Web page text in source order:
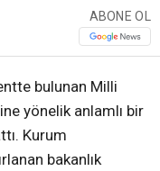
ABONE OL
bulunan Milli
yönelik anlamlı bir
Kurum
bakanlık